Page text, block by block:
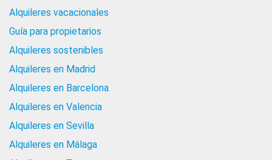
Alquileres vacacionales
Guía para propietarios
Alquileres sostenibles
Alquileres en Madrid
Alquileres en Barcelona
Alquileres en Valencia
Alquileres en Sevilla
Alquileres en Málaga